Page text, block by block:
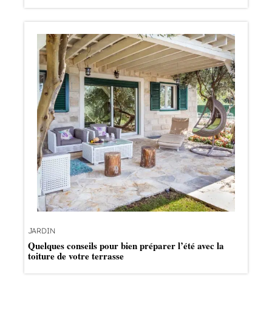
JARDIN
Quelques conseils pour bien préparer l’été avec la
toiture de votre terrasse